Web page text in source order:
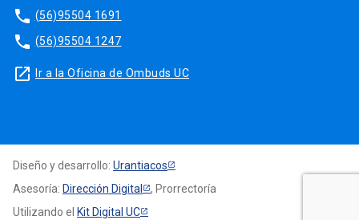
phone (56)95504 1691
phone (56)95504 1247
launch Ir a la Oficina de Ombuds UC
Diseño y desarrollo: Urantiacos
Asesoría: Dirección Digital
, Prorrectoría
Utilizando el Kit Digital UC